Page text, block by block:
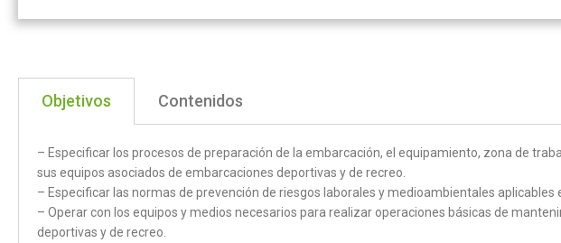
Objetivos Contenidos
– Especificar los procesos de preparación de la embarcación, el equipamiento, zona de
sus equipos asociados de embarcaciones deportivas y de recreo.
– Especificar las normas de prevención de riesgos laborales y medioambientales
– Operar con los equipos y medios necesarios para realizar operaciones básicas de
deportivas y de recreo.